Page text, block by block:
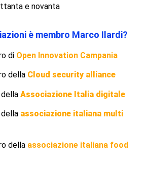
e novanta
è membro Marco Ilardi?
di Open Innovation Campania
della Cloud security alliance
Associazione Italia digitale
associazione italiana multi
della associazione italiana food